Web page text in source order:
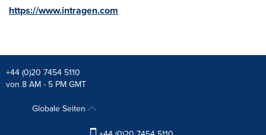
https://www.intragen.com
+44 (0)20 7454 5110
von 8 AM - 5 PM GMT
Globale Seiten